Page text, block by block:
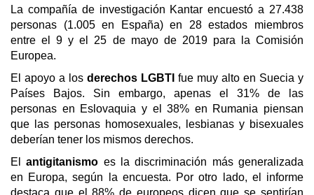
La compañía de investigación Kantar encuestó a 27.438
personas (1.005 en España) en 28 estados miembros
entre el 9 y el 25 de mayo de 2019 para la Comisión
Europea.
El apoyo a los derechos LGBTI fue muy alto en Suecia y
Países Bajos. Sin embargo, apenas el 31% de las
personas en Eslovaquia y el 38% en Rumania piensan
que las personas homosexuales, lesbianas y bisexuales
deberían tener los mismos derechos.
Elantigitanismo es la discriminación más generalizada
en Europa, según la encuesta. Por otro lado, el informe
destaca que el 88% de europeos dicen que se sentirían